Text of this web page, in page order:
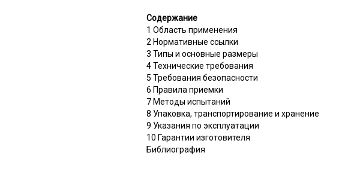
Содержание
1 Область применения
2 Нормативные ссылки
3 Типы и основные размеры
4 Технические требования
5 Требования безопасности
6 Правила приемки
7 Методы испытаний
8 Упаковка, транспортирование и хранение
9 Указания по эксплуатации
10 Гарантии изготовителя
Библиография